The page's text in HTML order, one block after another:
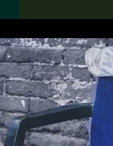
Search the Collection